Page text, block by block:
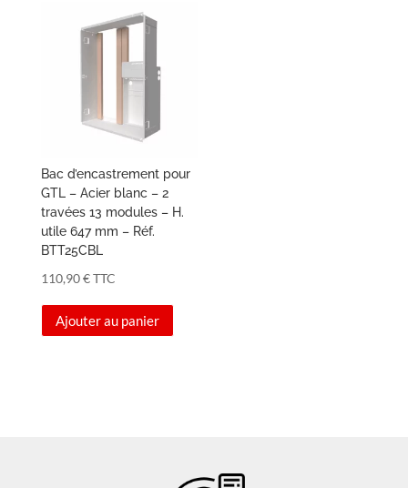
Bac d’encastrement pour
GTL – Acier blanc – 2
travées 13 modules – H.
utile 647 mm – Réf.
BTT25CBL
110,90€TTC
Ajouter au panier